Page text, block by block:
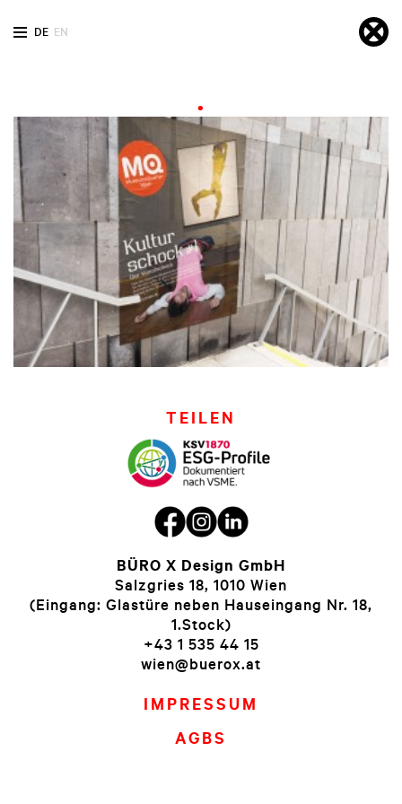
DE EN
TEILEN
BÜRO X Design GmbH
Salzgries 18, 1010 Wien
(Eingang: Glastüre neben Hauseingang Nr. 18,
1.Stock)
+43 1 535 44 15
wien@buerox.at
IMPRESSUM
AGBS